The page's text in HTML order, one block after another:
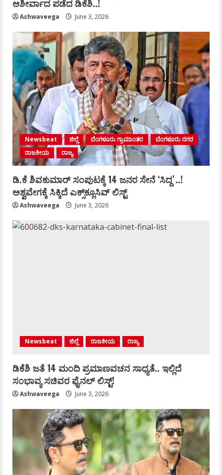
ಆಶೀರ್ವಾದ ಪಡೆದ ಡಿಕೆಶಿ..!
Ashwaveega June 3, 2026
Newsbeat ಜಿಲ್ಲೆ ಬೆಂಗಳೂರು ಗ್ರಾಮಾಂತರ
ಬೆಂಗಳೂರು ನಗರ
ರಾಜಕೀಯ
ರಾಜ್ಯ
ಡಿ.ಕೆ ಶಿವಕುಮಾರ್‌ ಸಂಪುಟಕ್ಕೆ 14 ಜನರ ಸೇನೆ ʻಸಿದ್ದʼ..!
ಅಶ್ವವೇಗಕ್ಕೆ ಸಿಕ್ಕಿದೆ ಎಕ್ಸ್‌ಕ್ಲೂಸಿವ್‌ ಲಿಸ್ಟ್‌
Ashwaveega June 3, 2026
Newsbeat ಜಿಲ್ಲೆ ರಾಜಕೀಯ ರಾಜ್ಯ
ಡಿಕೆಶಿ ಜತೆ 14 ಮಂದಿ ಪ್ರಮಾಣವಚನ ಸಾಧ್ಯತೆ.. ಇಲ್ಲಿದೆ
ಸಂಭಾವ್ಯ ಸಚಿವರ ಫೈನಲ್ ಲಿಸ್ಟ್‌!
Ashwaveega June 3, 2026